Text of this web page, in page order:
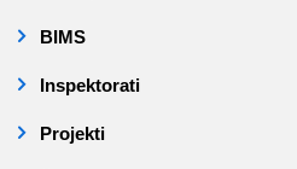
BIMS
Inspektorati
Projekti